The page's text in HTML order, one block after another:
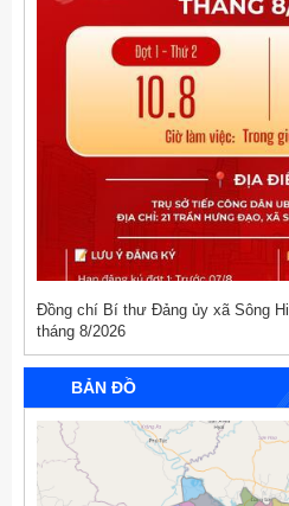
Đồng chí Bí thư Đảng ủy xã Sông
tháng 8/2026
BẢN ĐỒ